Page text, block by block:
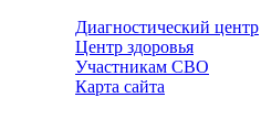
Диагностический центр
Центр здоровья
Участникам СВО
Карта сайта